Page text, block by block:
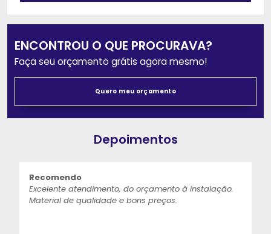
ENCONTROU O QUE PROCURAVA?
Faça seu orçamento grátis agora mesmo!
Quero meu orçamento
Depoimentos
Recomendo
Excelente atendimento, do orçamento à instalação.
Material de qualidade e bons preços.